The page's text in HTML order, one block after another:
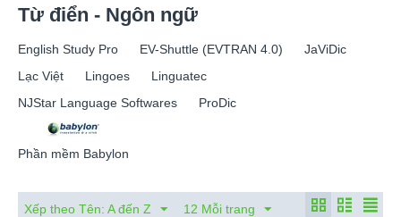
Từ điển - Ngôn ngữ
English Study Pro EV-Shuttle (EVTRAN 4.0)
JaViDic
Lạc Việt
Lingoes
Linguatec
NJStar Language Softwares
ProDic
Phần mềm Babylon
Xếp theo Tên: A đến Z 12 Mỗi trang